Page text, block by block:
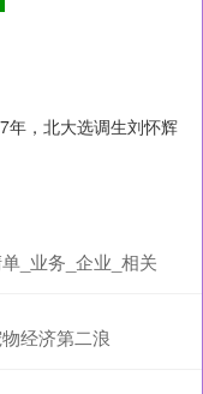
年，北大选调生刘怀辉
_业务_企业_相关
经济第二浪